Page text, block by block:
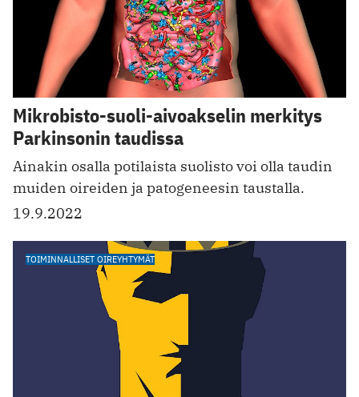
Mikrobisto-suoli-aivoakselin merkitys
Parkinsonin taudissa
Ainakin osalla potilaista suolisto voi olla taudin
muiden oireiden ja patogeneesin taustalla.
19.9.2022
TOIMINNALLISET OIREYHTYMÄT